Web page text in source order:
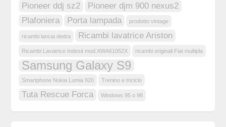
Pioneer ddj sz2
Pioneer djm 900 nexus2
Plafoniera
Porta lampada prodotto vintage
ricambi lancia dedra Ricambi lavatrice Ariston
Ricambi Lavatrice Indesit mod.XWA61052X ricambi originali Fiat multipla
Samsung Galaxy S9
Smartphone Nokia Lumia 920 Trenino e triciclo
Tuta Rescue Forca Windows 95 o 98